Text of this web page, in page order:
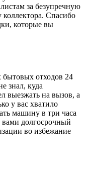
за безупречную
Спасибо
которые вы
бытовых отходов 24
знал, куда
выезжать на вызов, а
у вас хватило
машину в три часа
долгосрочный
во избежание